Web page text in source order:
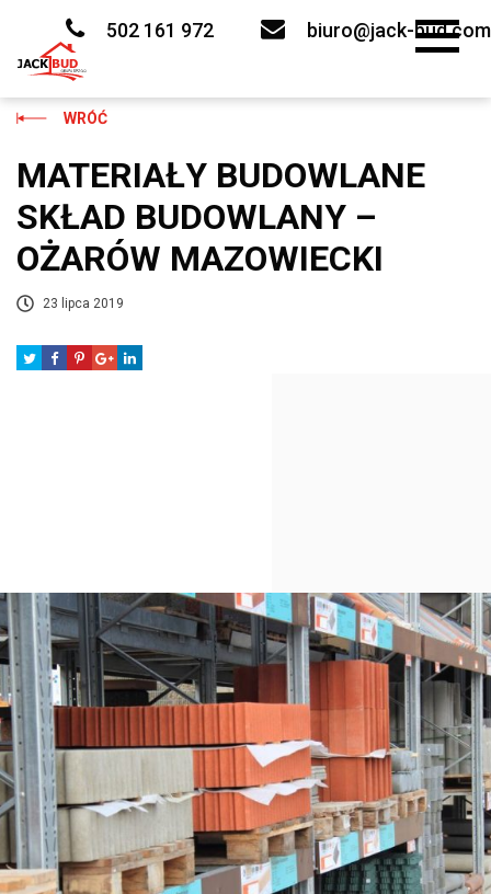
502 161 972 biuro@jack-bud.com
WRÓĆ
MATERIAŁY BUDOWLANE
SKŁAD BUDOWLANY –
OŻARÓW MAZOWIECKI
23 lipca 2019